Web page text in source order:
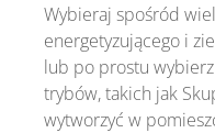
Wybieraj spośród
energetyzującego i
lub po prostu
trybów, takich jak
wytworzyć w